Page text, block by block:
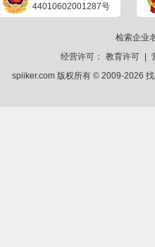
44010602001287号
检索企业
经营许可：
教育许可
spiiker.com 版权所有 © 2009-2026